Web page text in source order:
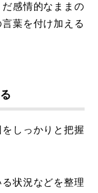
感情的なままの
葉を付け加える
しっかりと把握
状況などを整理